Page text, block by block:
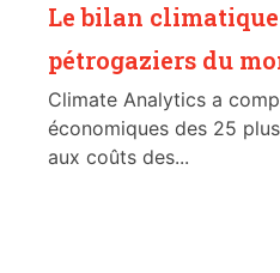
Le bilan
pétrogaziers du
Climate Analytics a
économiques des 25
aux coûts des...